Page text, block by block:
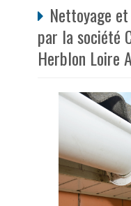
Nettoyage
par la société
Herblon Loire